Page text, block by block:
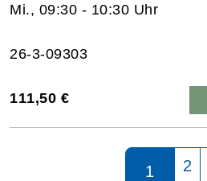
Mi., 09:30 - 10:30 Uhr
26-3-09303
111,50 €
1 2